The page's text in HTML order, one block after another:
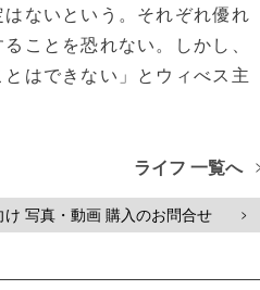
ないという。それぞれ優れ
ことを恐れない。しかし、
はできない」とウィべス主
ライフ 一覧へ
け 写真・動画 購入のお問合せ >